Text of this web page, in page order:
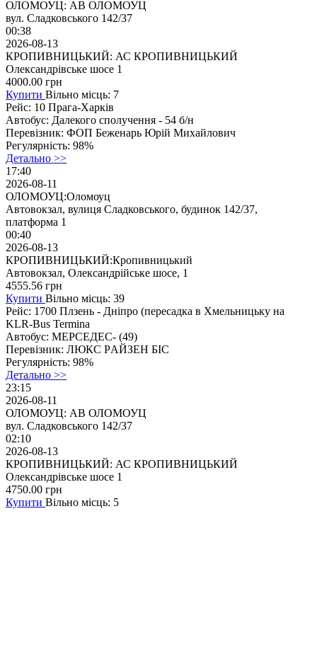
ОЛОМОУЦ: АВ ОЛОМОУЦ
вул. Сладковського 142/37
00:38
2026-08-13
КРОПИВНИЦЬКИЙ: АС КРОПИВНИЦЬКИЙ
Олександрівське шосе 1
4000.00 грн
Купити Вільно місць: 7
Рейс: 10 Прага-Харків
Автобус: Далекого сполучення - 54 б/н
Перевізник: ФОП Беженарь Юрій Михайлович
Регулярність: 98%
Детально >>
17:40
2026-08-11
ОЛОМОУЦ:Оломоуц
Автовокзал, вулиця Сладковського, будинок 142/37,
платформа 1
00:40
2026-08-13
КРОПИВНИЦЬКИЙ:Кропивницький
Автовокзал, Олександрійське шосе, 1
4555.56 грн
Купити Вільно місць: 39
Рейс: 1700 Плзень - Дніпро (перeсaдкa в Хмельницьку на
KLR-Bus Termina
Автобус: МЕРСЕДЕС- (49)
Перевізник: ЛЮКС PАЙЗEH БІC
Регулярність: 98%
Детально >>
23:15
2026-08-11
ОЛОМОУЦ: АВ ОЛОМОУЦ
вул. Сладковського 142/37
02:10
2026-08-13
КРОПИВНИЦЬКИЙ: АС КРОПИВНИЦЬКИЙ
Олександрівське шосе 1
4750.00 грн
Купити Вільно місць: 5